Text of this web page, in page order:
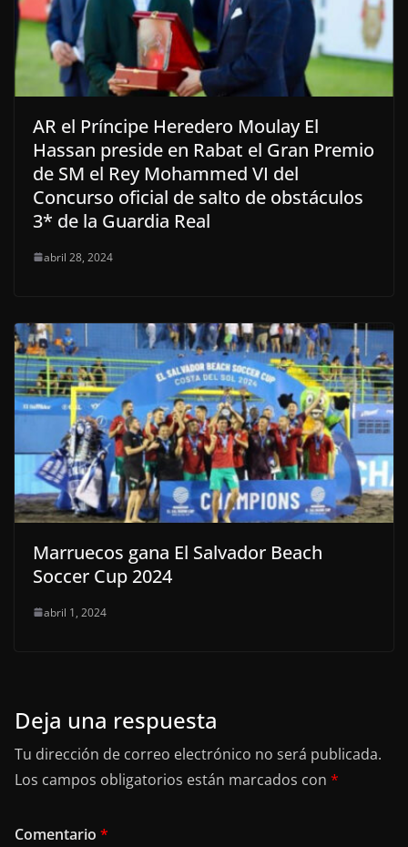
AR el Príncipe Heredero Moulay El
Hassan preside en Rabat el Gran Premio
de SM el Rey Mohammed VI del
Concurso oficial de salto de obstáculos
3* de la Guardia Real
abril 28, 2024
Marruecos gana El Salvador Beach
Soccer Cup 2024
abril 1, 2024
Deja una respuesta
Tu dirección de correo electrónico no será publicada.
Los campos obligatorios están marcados con *
Comentario *